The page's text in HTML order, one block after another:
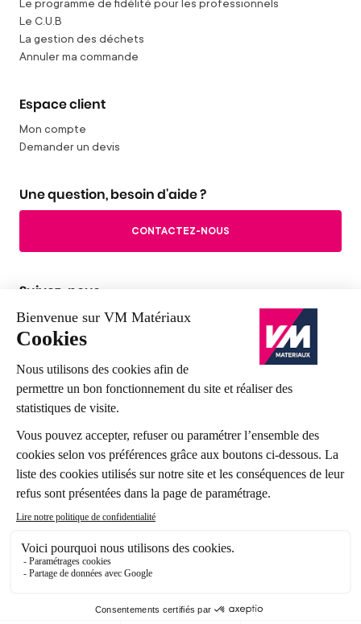
Le programme de fidélité pour les professionnels
Le C.U.B
La gestion des déchets
Annuler ma commande
Espace client
Mon compte
Demander un devis
Une question, besoin d'aide ?
CONTACTEZ-NOUS
Suivez-nous
CGV e-commerce CGR
Plan du site